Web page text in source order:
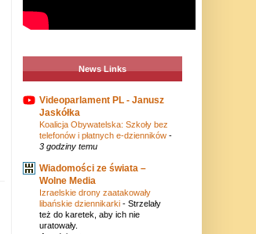
News Links
Videoparlament PL - Janusz
Jaskółka
Koalicja Obywatelska: Szkoły bez
telefonów i płatnych e-dzienników -
3 godziny temu
Wiadomości ze świata –
Wolne Media
Izraelskie drony zaatakowały
libańskie dziennikarki - Strzelały
też do karetek, aby ich nie
uratowały.